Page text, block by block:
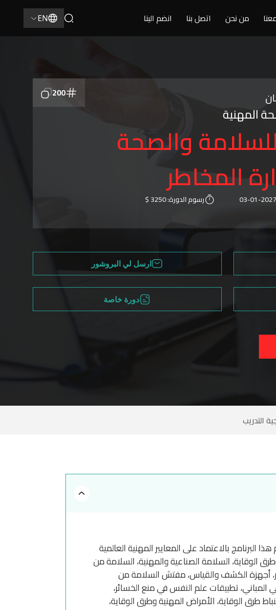
من نحن اتصل بنا انضم الينا EN
200
المهنية
والصحة
المخاطر
2027-01-03 رسوم الدورة:3250 $
ارسل لي البروشور
دورة خاصة
التدريب
بالاعتماد على المعايير المهنية العالمية
الوقاية، السلامة الصناعية والمهنية، السلامة من
أجهزة الكشف والقياس، مفتش السلامة من
المباني، تطبيقات علم النفس في منع الخسائر،
طرق الوقاية، الأمراض المهنية وطرق الوقاية،